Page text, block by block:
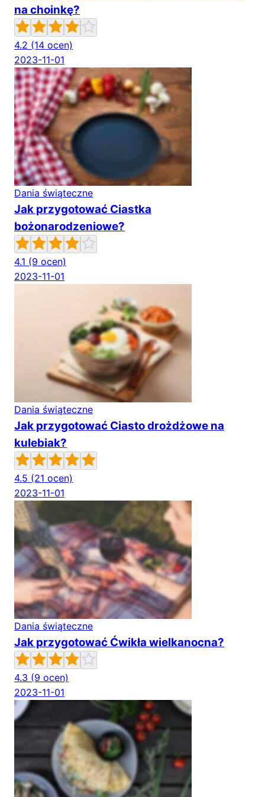
na choinkę?
4.2 (14 ocen)
2023-11-01
Dania świąteczne
Jak przygotować Ciastka
bożonarodzeniowe?
4.1 (9 ocen)
2023-11-01
Dania świąteczne
Jak przygotować Ciasto drożdżowe na
kulebiak?
4.5 (21 ocen)
2023-11-01
Dania świąteczne
Jak przygotować Ćwikła wielkanocna?
4.3 (9 ocen)
2023-11-01